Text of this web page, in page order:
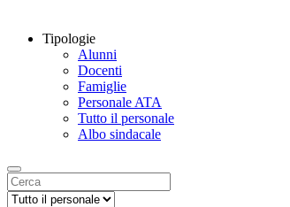
Tipologie
Alunni
Docenti
Famiglie
Personale ATA
Tutto il personale
Albo sindacale